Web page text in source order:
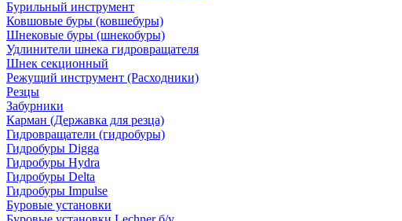
Бурильный инструмент
Ковшовые буры (ковшебуры)
Шнековые буры (шнекобуры)
Удлинители шнека гидровращателя
Шнек секционный
Режущий инструмент (Расходники)
Резцы
Забурники
Карман (Державка для резца)
Гидровращатели (гидробуры)
Гидробуры Digga
Гидробуры Hydra
Гидробуры Delta
Гидробуры Impulse
Буровые установки